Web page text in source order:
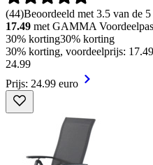
(44)Beoordeeld met 3.5 van de
17.49 met GAMMA Voordeelpas
30% korting30% korting
30% korting, voordeelprijs:
24.99
Prijs: 24.99 euro